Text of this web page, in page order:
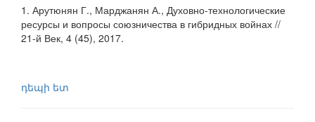
1. Арутюнян Г., Марджанян А., Духовно-технологические
ресурсы и вопросы союзничества в гибридных войнах //
21-й Век, 4 (45), 2017.
դեպի ետ